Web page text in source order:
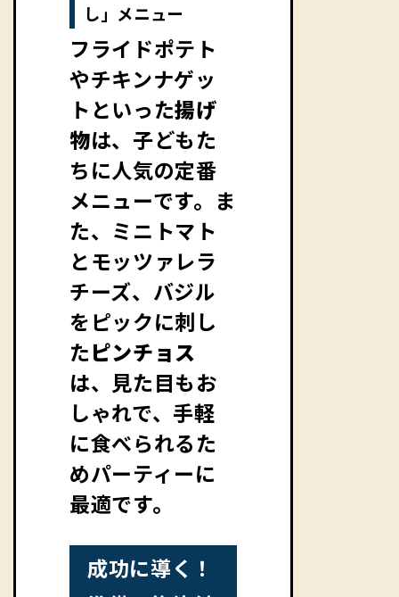
し」メニュー
フライドポテト
やチキンナゲッ
トといった揚げ
物は、子どもた
ちに人気の定番
メニューです。ま
た、ミニトマト
とモッツァレラ
チーズ、バジル
をピックに刺し
たピンチョス
は、見た目もお
しゃれで、手軽
に食べられるた
めパーティーに
最適です。
成功に導く！